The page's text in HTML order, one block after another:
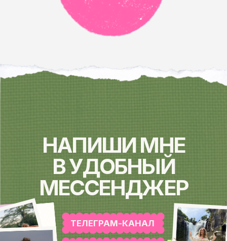
ТЕЛЕГРАМ-КАНАЛ
РАЗРАБОТКА САЙТА
ДОГОВОР ОФЕРТЫ
НАПИШИ МНЕ
В УДОБНЫЙ
МЕССЕНДЖЕР